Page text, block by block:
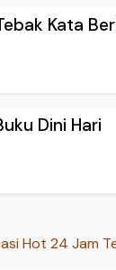
Kata
Dini Hari
Hot 24 Jam